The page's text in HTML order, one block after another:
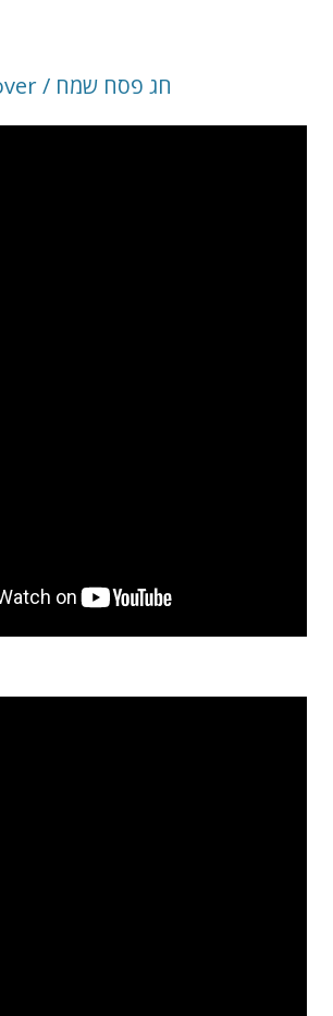
Happy Passover / חג פסח שמח